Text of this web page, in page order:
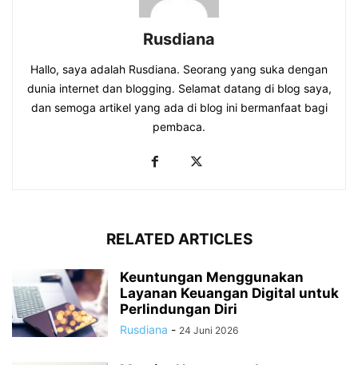
Rusdiana
Hallo, saya adalah Rusdiana. Seorang yang suka dengan
dunia internet dan blogging. Selamat datang di blog saya,
dan semoga artikel yang ada di blog ini bermanfaat bagi
pembaca.
RELATED ARTICLES
Keuntungan Menggunakan
Layanan Keuangan Digital untuk
Perlindungan Diri
Rusdiana - 24 Juni 2026